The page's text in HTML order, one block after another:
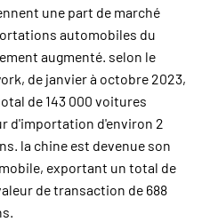
une part de marché
automobiles du
augmenté. selon le
de janvier à octobre 2023,
de 143 000 voitures
d'importation d'environ 2
la chine est devenue son
exportant un total de
de transaction de 688